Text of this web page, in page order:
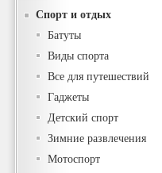
Спорт и отдых
Батуты
Виды спорта
Все для путешествий
Гаджеты
Детский спорт
Зимние развлечения
Мотоспорт